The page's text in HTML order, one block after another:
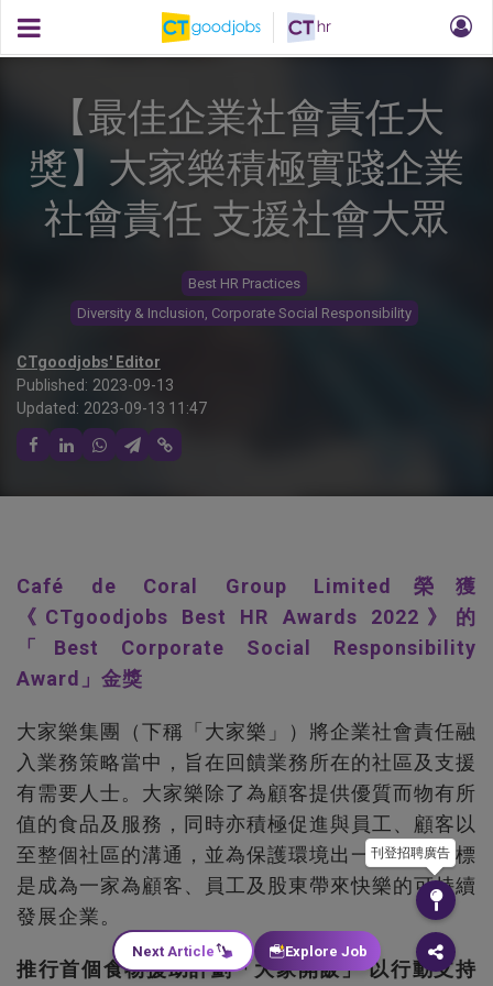
【最佳企業社會責任大
獎】大家樂積極實踐企業
社會責任 支援社會大眾
Best HR Practices
Diversity & Inclusion, Corporate Social Responsibility
CTgoodjobs' Editor
Published: 2023-09-13
Updated: 2023-09-13 11:47
Café de Coral Group Limited榮獲
《CTgoodjobs Best HR Awards 2022》的
「Best Corporate Social Responsibility
Award」金獎
大家樂集團（下稱「大家樂」）將企業社會責任融
入業務策略當中，旨在回饋業務所在的社區及支援
有需要人士。大家樂除了為顧客提供優質而物有所
值的食品及服務，同時亦積極促進與員工、顧客以
至整個社區的溝通，並為保護環境出一分力，目標
是成為一家為顧客、員工及股東帶來快樂的可持續
發展企業。
推行首個食物援助計劃「大家開飯」 以行動支持
刊登招聘廣告
Next Article Explore Job